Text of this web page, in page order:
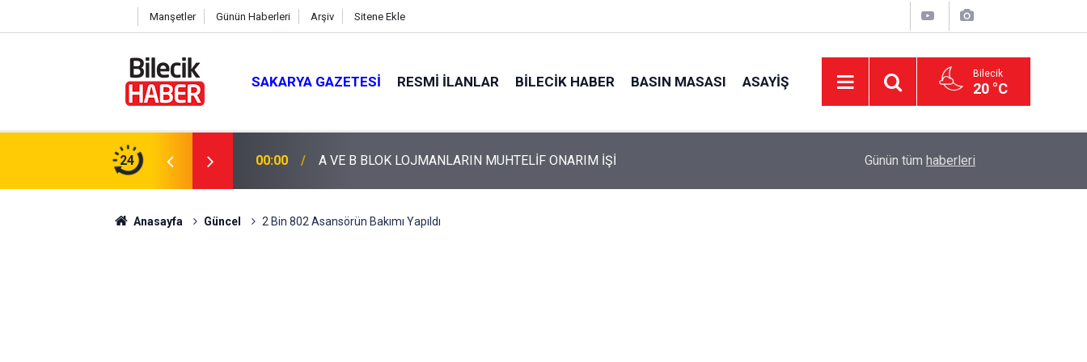
Manşetler Günün Haberleri Arşiv Sitene Ekle
SAKARYA GAZETESI RESMI İLANLAR BILECIK HABER BASIN MASASI ASAYIŞ Bilecik
20 °C
24 00:00 A VE B BLOK LOJMANLARIN MUHTELİF ONARIM İŞİ CHP Genel Başkan Yardımcısı Erbay:
Günün tüm haberleri
Anasayfa Güncel 2 Bin 802 Asansörün Bakımı Yapıldı